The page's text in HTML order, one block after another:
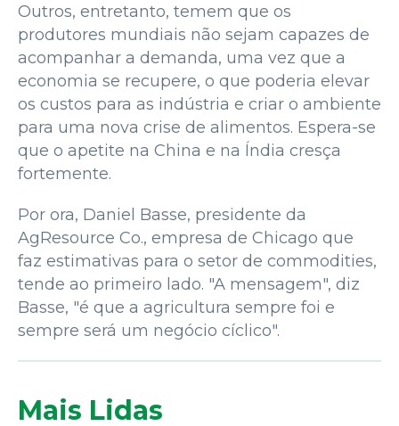
Outros, entretanto, temem que os
produtores mundiais não sejam capazes de
acompanhar a demanda, uma vez que a
economia se recupere, o que poderia elevar
os custos para as indústria e criar o ambiente
para uma nova crise de alimentos. Espera-se
que o apetite na China e na Índia cresça
fortemente.
Por ora, Daniel Basse, presidente da
AgResource Co., empresa de Chicago que
faz estimativas para o setor de commodities,
tende ao primeiro lado. "A mensagem", diz
Basse, "é que a agricultura sempre foi e
sempre será um negócio cíclico".
Mais Lidas